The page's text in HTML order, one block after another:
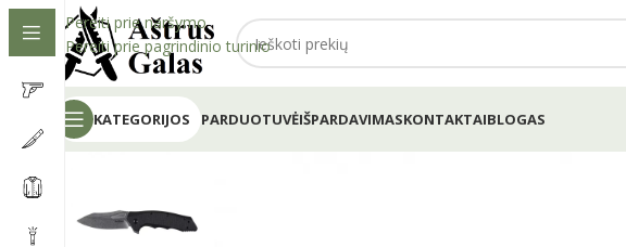
Pereiti prie naršymo
Pereiti prie pagrindinio turinio
KATEGORIJOS PARDUOTUVĖIŠPARDAVIMASKONTAKTAIBLOGAS